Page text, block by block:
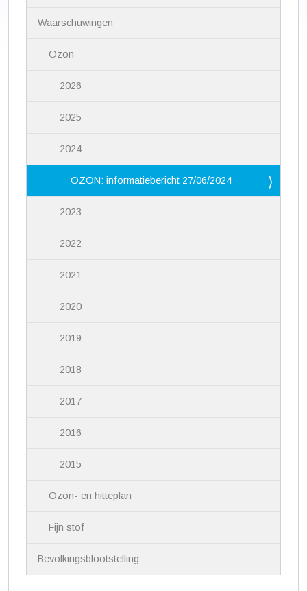
Waarschuwingen
Ozon
2026
2025
2024
OZON: informatiebericht 27/06/2024
2023
2022
2021
2020
2019
2018
2017
2016
2015
Ozon- en hitteplan
Fijn stof
Bevolkingsblootstelling